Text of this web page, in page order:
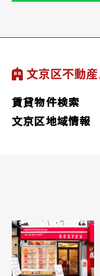
賃貸物件検索
文京区地域情報